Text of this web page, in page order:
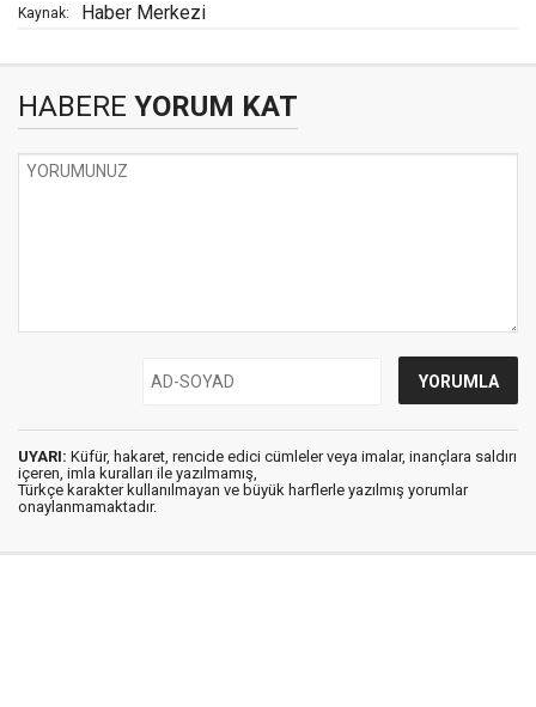
Kaynak: Haber Merkezi
HABERE YORUM KAT
UYARI: Küfür, hakaret, rencide edici cümleler veya imalar, inançlara saldırı
içeren, imla kuralları ile yazılmamış,
Türkçe karakter kullanılmayan ve büyük harflerle yazılmış yorumlar
onaylanmamaktadır.